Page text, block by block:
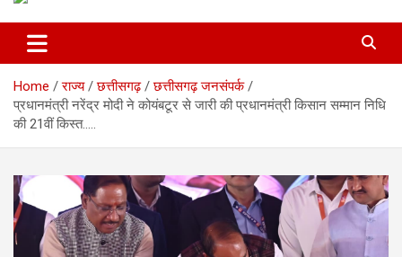
Home राज्य छत्तीसगढ़
छत्तीसगढ़ जनसंपर्क
प्रधानमंत्री नरेंद्र मोदी ने कोयंबटूर से जारी की प्रधानमंत्री किसान सम्मान निधि
की 21वीं किस्त…..